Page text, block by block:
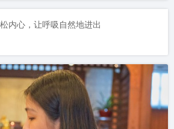
内心，让呼吸自然地进出